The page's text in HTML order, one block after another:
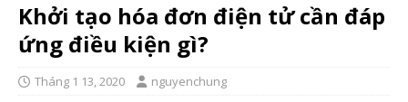
Khởi tạo hóa đơn điện tử cần đáp
ứng điều kiện gì?
Tháng 1 13, 2020 nguyenchung